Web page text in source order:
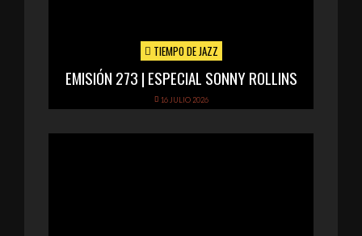
TIEMPO DE JAZZ
EMISIÓN 273 | ESPECIAL SONNY ROLLINS
16 JULIO 2026